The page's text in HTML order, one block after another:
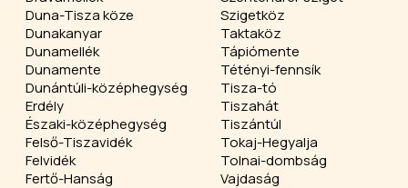
Duna-Tisza köze
Dunakanyar
Dunamellék
Dunamente
Dunántúli-középhegység
Erdély
Északi-középhegység
Felső-Tiszavidék
Felvidék
Fertő-Hanság
Szigetköz
Taktaköz
Tápiómente
Tétényi-fennsík
Tisza-tó
Tiszahát
Tiszántúl
Tokaj-Hegyalja
Tolnai-dombság
Vajdaság